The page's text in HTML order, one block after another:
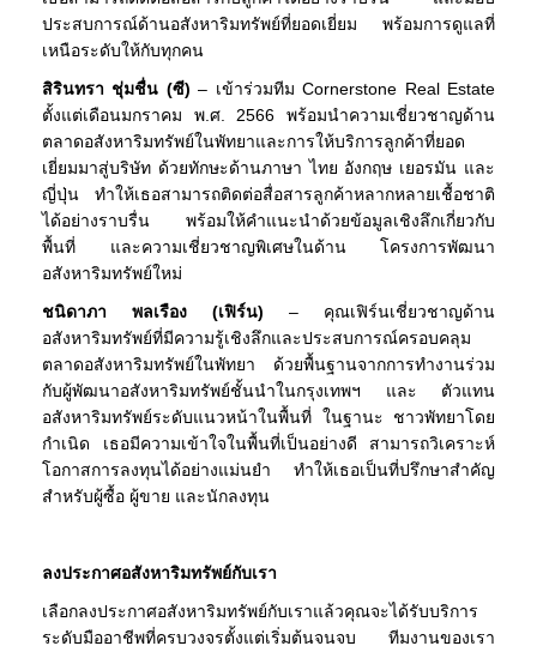
ประสบการณ์ด้านอสังหาริมทรัพย์ที่ยอดเยี่ยม พร้อมการดูแลที่
เหนือระดับให้กับทุกคน
สิรินทรา ชุ่มชื่น (ซี) – เข้าร่วมทีม Cornerstone Real Estate
ตั้งแต่เดือนมกราคม พ.ศ. 2566 พร้อมนำความเชี่ยวชาญด้าน
ตลาดอสังหาริมทรัพย์ในพัทยาและการให้บริการลูกค้าที่ยอด
เยี่ยมมาสู่บริษัท ด้วยทักษะด้านภาษา ไทย อังกฤษ เยอรมัน และ
ญี่ปุ่น ทำให้เธอสามารถติดต่อสื่อสารลูกค้าหลากหลายเชื้อชาติ
ได้อย่างราบรื่น พร้อมให้คำแนะนำด้วยข้อมูลเชิงลึกเกี่ยวกับ
พื้นที่ และความเชี่ยวชาญพิเศษในด้าน โครงการพัฒนา
อสังหาริมทรัพย์ใหม่
ชนิดาภา พลเรือง (เฟิร์น) – คุณเฟิร์นเชี่ยวชาญด้าน
อสังหาริมทรัพย์ที่มีความรู้เชิงลึกและประสบการณ์ครอบคลุม
ตลาดอสังหาริมทรัพย์ในพัทยา ด้วยพื้นฐานจากการทำงานร่วม
กับผู้พัฒนาอสังหาริมทรัพย์ชั้นนำในกรุงเทพฯ และ ตัวแทน
อสังหาริมทรัพย์ระดับแนวหน้าในพื้นที่ ในฐานะ ชาวพัทยาโดย
กำเนิด เธอมีความเข้าใจในพื้นที่เป็นอย่างดี สามารถวิเคราะห์
โอกาสการลงทุนได้อย่างแม่นยำ ทำให้เธอเป็นที่ปรึกษาสำคัญ
สำหรับผู้ซื้อ ผู้ขาย และนักลงทุน
ลงประกาศอสังหาริมทรัพย์กับเรา
เลือกลงประกาศอสังหาริมทรัพย์กับเราแล้วคุณจะได้รับบริการ
ระดับมืออาชีพที่ครบวงจรตั้งแต่เริ่มต้นจนจบ ทีมงานของเรา